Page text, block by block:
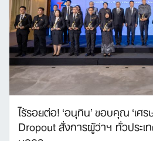
ไร้รอยต่อ! ‘อนุทิน’ ขอบคุณ ‘เศ
Dropout สั่งการผู้ว่าฯ ทั่วประเ